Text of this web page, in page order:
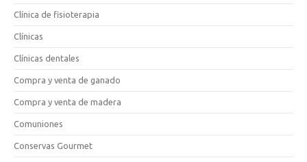
Clínica de fisioterapia
Clínicas
Clínicas dentales
Compra y venta de ganado
Compra y venta de madera
Comuniones
Conservas Gourmet